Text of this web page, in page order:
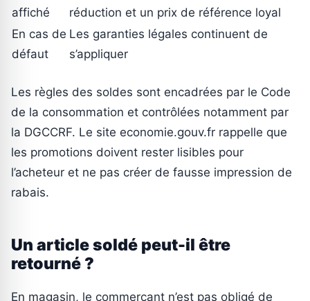
affiché
réduction et un prix de référence loyal
En cas de
défaut
Les garanties légales continuent de
s’appliquer
Les règles des soldes sont encadrées par le Code
de la consommation et contrôlées notamment par
la DGCCRF. Le site economie.gouv.fr rappelle que
les promotions doivent rester lisibles pour
l’acheteur et ne pas créer de fausse impression de
rabais.
Un article soldé peut-il être
retourné ?
En magasin, le commerçant n’est pas obligé de